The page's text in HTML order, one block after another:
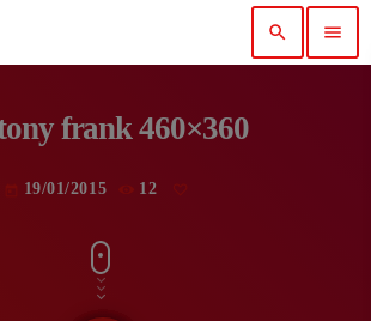
search menu
frank 460×360
19/01/2015 12